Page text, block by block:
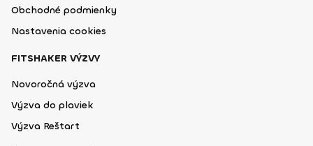
Obchodné podmienky
Nastavenia cookies
FITSHAKER VÝZVY
Novoročná výzva
Výzva do plaviek
Výzva Reštart